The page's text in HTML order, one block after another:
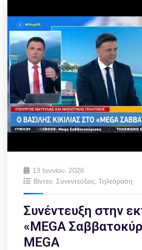
13 Ιουνίου, 2026
Βίντεο Συνεντεύξεις Τηλεόραση
Συνέντευξη στην
«MEGA
MEGA